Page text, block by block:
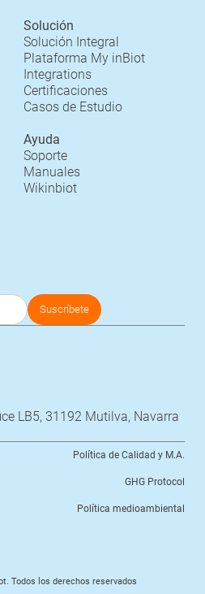
Solución
Solución Integral
Plataforma My inBiot
Integrations
Certificaciones
Casos de Estudio
Ayuda
Soporte
Manuales
Wikinbiot
LB5, 31192 Mutilva, Navarra
Política de Calidad y M.A.
GHG Protocol
Política medioambiental
Todos los derechos reservados